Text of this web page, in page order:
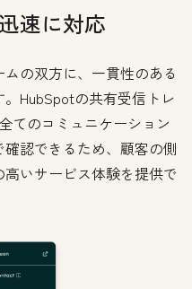
速に対応
の双方に、一貫性のある
HubSpotの共有受信トレ
てのコミュニケーション
認できるため、顧客の側
いサービス体験を提供で